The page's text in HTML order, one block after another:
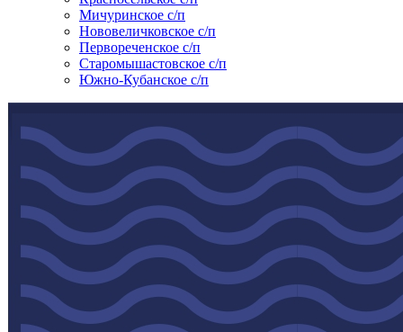
Мичуринское с/п
Нововеличковское с/п
Первореченское с/п
Старомышастовское с/п
Южно-Кубанское с/п